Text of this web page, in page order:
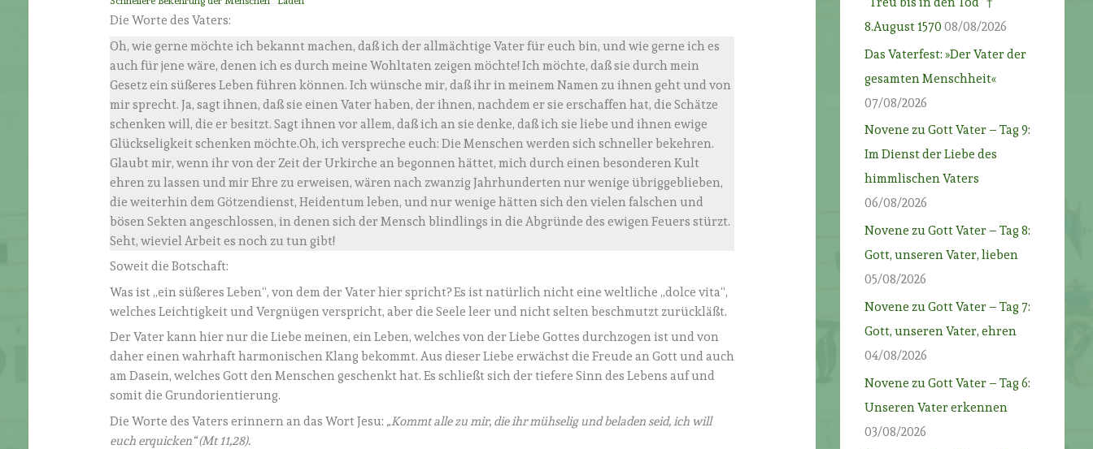
Die Worte des Vaters:
Oh, wie gerne möchte ich bekannt machen, daß ich der allmächtige Vater für euch bin, und wie gerne ich es
auch für jene wäre, denen ich es durch meine Wohltaten zeigen möchte! Ich möchte, daß sie durch mein
Gesetz ein süßeres Leben führen können. Ich wünsche mir, daß ihr in meinem Namen zu ihnen geht und von
mir sprecht. Ja, sagt ihnen, daß sie einen Vater haben, der ihnen, nachdem er sie erschaffen hat, die Schätze
schenken will, die er besitzt. Sagt ihnen vor allem, daß ich an sie denke, daß ich sie liebe und ihnen ewige
Glückseligkeit schenken möchte.Oh, ich verspreche euch: Die Menschen werden sich schneller bekehren.
Glaubt mir, wenn ihr von der Zeit der Urkirche an begonnen hättet, mich durch einen besonderen Kult
ehren zu lassen und mir Ehre zu erweisen, wären nach zwanzig Jahrhunderten nur wenige übriggeblieben,
die weiterhin dem Götzendienst, Heidentum leben, und nur wenige hätten sich den vielen falschen und
bösen Sekten angeschlossen, in denen sich der Mensch blindlings in die Abgründe des ewigen Feuers stürzt.
Seht, wieviel Arbeit es noch zu tun gibt!
Soweit die Botschaft:
Was ist „ein süßeres Leben“, von dem der Vater hier spricht? Es ist natürlich nicht eine weltliche „dolce vita“,
welches Leichtigkeit und Vergnügen verspricht, aber die Seele leer und nicht selten beschmutzt zurückläßt.
Der Vater kann hier nur die Liebe meinen, ein Leben, welches von der Liebe Gottes durchzogen ist und von
daher einen wahrhaft harmonischen Klang bekommt. Aus dieser Liebe erwächst die Freude an Gott und auch
am Dasein, welches Gott den Menschen geschenkt hat. Es schließt sich der tiefere Sinn des Lebens auf und
somit die Grundorientierung.
Die Worte des Vaters erinnern an das Wort Jesu: „Kommt alle zu mir, die ihr mühselig und beladen seid, ich will
euch erquicken“ (Mt 11,28).
8.August 1570 08/08/2026
Das Vaterfest: »Der Vater der
gesamten Menschheit«
07/08/2026
Novene zu Gott Vater – Tag 9:
Im Dienst der Liebe des
himmlischen Vaters
06/08/2026
Novene zu Gott Vater – Tag 8:
Gott, unseren Vater, lieben
05/08/2026
Novene zu Gott Vater – Tag 7:
Gott, unseren Vater, ehren
04/08/2026
Novene zu Gott Vater – Tag 6:
Unseren Vater erkennen
03/08/2026